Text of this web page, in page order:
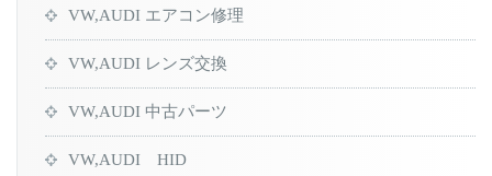
VW,AUDI エアコン修理
VW,AUDI レンズ交換
VW,AUDI 中古パーツ
VW,AUDI HID